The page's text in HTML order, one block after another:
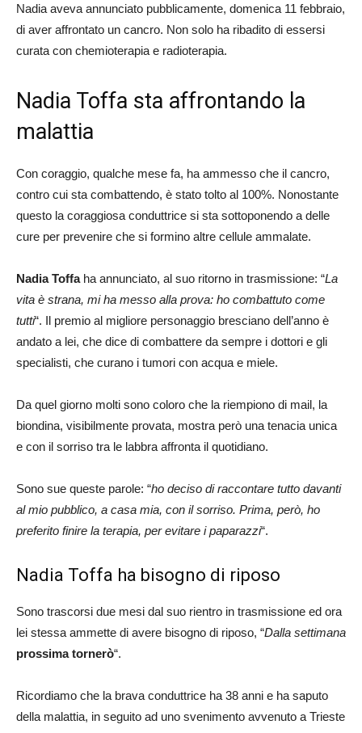
Nadia aveva annunciato pubblicamente, domenica 11 febbraio,
di aver affrontato un cancro. Non solo ha ribadito di essersi
curata con chemioterapia e radioterapia.
Nadia Toffa sta affrontando la
malattia
Con coraggio, qualche mese fa, ha ammesso che il cancro,
contro cui sta combattendo, è stato tolto al 100%. Nonostante
questo la coraggiosa conduttrice si sta sottoponendo a delle
cure per prevenire che si formino altre cellule ammalate.
Nadia Toffaha annunciato, al suo ritorno in trasmissione: “La
vita è strana, mi ha messo alla prova: ho combattuto come
tutti“. Il premio al migliore personaggio bresciano dell’anno è
andato a lei, che dice di combattere da sempre i dottori e gli
specialisti, che curano i tumori con acqua e miele.
Da quel giorno molti sono coloro che la riempiono di mail, la
biondina, visibilmente provata, mostra però una tenacia unica
e con il sorriso tra le labbra affronta il quotidiano.
Sono sue queste parole: “ho deciso di raccontare tutto davanti
al mio pubblico, a casa mia, con il sorriso. Prima, però, ho
preferito finire la terapia, per evitare i paparazzi“.
Nadia Toffa ha bisogno di riposo
Sono trascorsi due mesi dal suo rientro in trasmissione ed ora
lei stessa ammette di avere bisogno di riposo, “Dalla settimana
prossima tornerò“.
Ricordiamo che la brava conduttrice ha 38 anni e ha saputo
della malattia, in seguito ad uno svenimento avvenuto a Trieste